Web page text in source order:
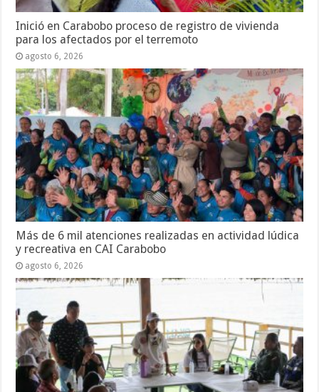
Inició en Carabobo proceso de registro de vivienda
para los afectados por el terremoto
agosto 6, 2026
Más de 6 mil atenciones realizadas en actividad lúdica
y recreativa en CAI Carabobo
agosto 6, 2026